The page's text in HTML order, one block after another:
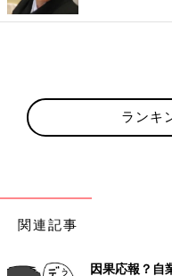
ランキ
関連記事
因果応報？自